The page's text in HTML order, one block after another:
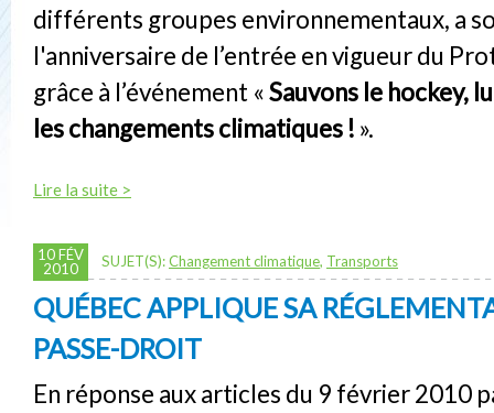
différents groupes environnementaux, a
l'anniversaire de l’entrée en vigueur du
grâce à l’événement «Sauvons le hockey,
les changements climatiques ! ».
Lire la suite >
10 FÉV
2010
SUJET(S):Changement climatique, Transports
QUÉBEC APPLIQUE SA
PASSE-DROIT
En réponse aux articles du 9 février 2010